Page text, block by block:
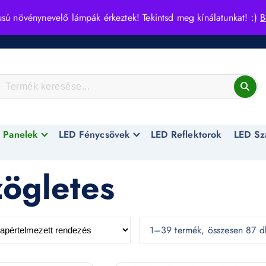
növénynevelő lámpák érkeztek! Tekintsd meg kínálatunkat! :)
Panelek LED Fénycsövek LED Reflektorok LED
1–39 termék, összesen 87